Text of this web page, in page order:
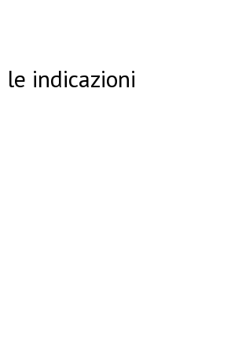
le indicazioni